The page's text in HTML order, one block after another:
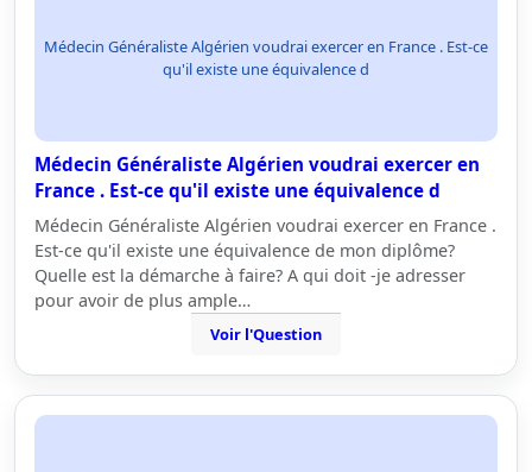
Médecin Généraliste Algérien voudrai exercer en France . Est-ce
qu'il existe une équivalence d
Médecin Généraliste Algérien voudrai exercer en
France . Est-ce qu'il existe une équivalence d
Médecin Généraliste Algérien voudrai exercer en France .
Est-ce qu'il existe une équivalence de mon diplôme?
Quelle est la démarche à faire? A qui doit -je adresser
pour avoir de plus ample…
Voir l'Question